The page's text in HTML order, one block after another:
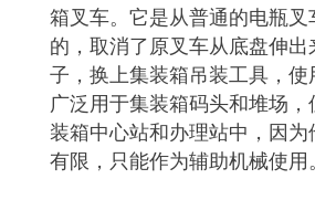
箱叉车。它是从普通的电瓶
的，取消了原叉车从底盘伸出
子，换上集装箱吊装工具，使
广泛用于集装箱码头和堆场
装箱中心站和办理站中，因为
有限，只能作为辅助机械使用。